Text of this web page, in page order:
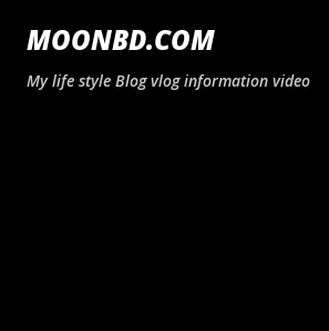
সরাসরি প্রধান সামগ্রীতে চলে যান
MOONBD.COM
My life style Blog vlog information video